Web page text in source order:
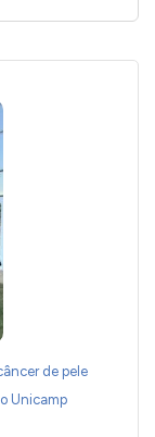
de pele
Unicamp